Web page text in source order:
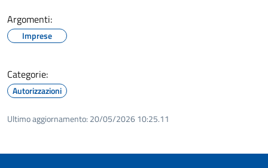
Argomenti:
Imprese
Categorie:
Autorizzazioni
Ultimo aggiornamento: 20/05/2026 10:25.11